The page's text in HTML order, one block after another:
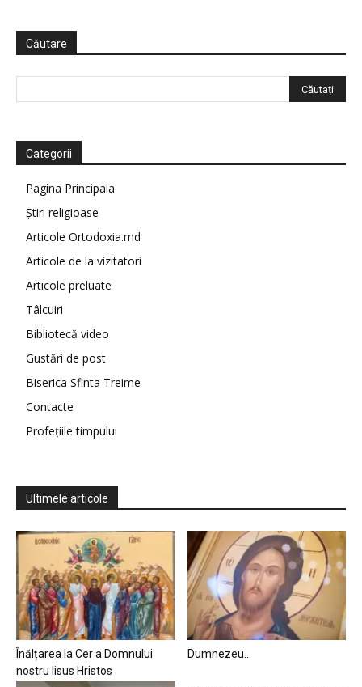
Căutare
Categorii
Pagina Principala
Știri religioase
Articole Ortodoxia.md
Articole de la vizitatori
Articole preluate
Tâlcuiri
Bibliotecă video
Gustări de post
Biserica Sfinta Treime
Contacte
Profețiile timpului
Ultimele articole
Înălțarea la Cer a Domnului
nostru Iisus Hristos
Dumnezeu…